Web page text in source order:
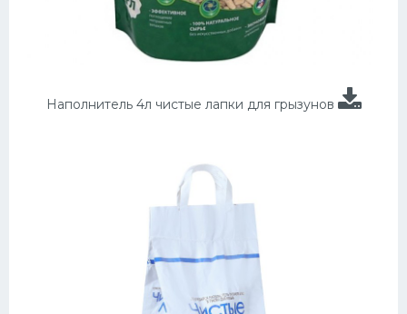
Наполнитель 4л чистые лапки для грызунов